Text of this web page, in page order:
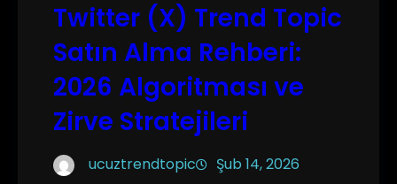
Twitter (X) Trend Topic
Satın Alma Rehberi:
2026 Algoritması ve
Zirve Stratejileri
ucuztrendtopic Şub 14, 2026